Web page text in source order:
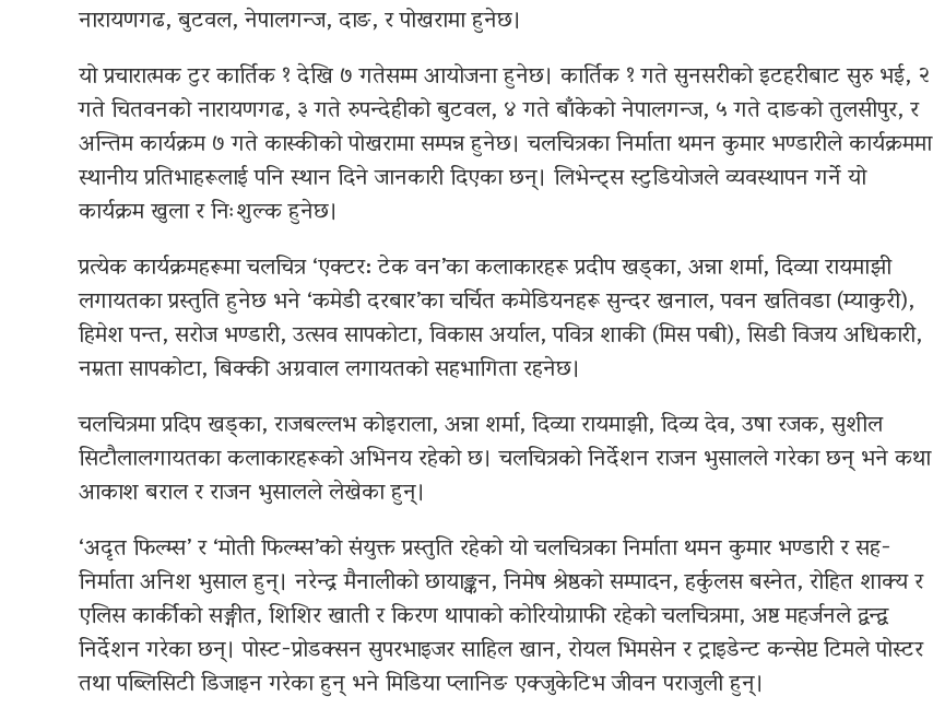
नारायणगढ, बुटवल, नेपालगन्ज, दाङ, र पोखरामा हुनेछ।
यो प्रचारात्मक टुर कार्तिक १ देखि ७ गतेसम्म आयोजना हुनेछ। कार्तिक १ गते सुनसरीको इटहरीबाट सुरु भई, २
गते चितवनको नारायणगढ, ३ गते रुपन्देहीको बुटवल, ४ गते बाँकेको नेपालगन्ज, ५ गते दाङको तुलसीपुर, र
अन्तिम कार्यक्रम ७ गते कास्कीको पोखरामा सम्पन्न हुनेछ। चलचित्रका निर्माता थमन कुमार भण्डारीले कार्यक्रममा
स्थानीय प्रतिभाहरूलाई पनि स्थान दिने जानकारी दिएका छन्। लिभेन्ट्स स्टुडियोजले व्यवस्थापन गर्ने यो
कार्यक्रम खुला र निःशुल्क हुनेछ।
प्रत्येक कार्यक्रमहरूमा चलचित्र ‘एक्टर: टेक वन’का कलाकारहरू प्रदीप खड्का, अन्ना शर्मा, दिव्या रायमाझी
लगायतका प्रस्तुति हुनेछ भने ‘कमेडी दरबार’का चर्चित कमेडियनहरू सुन्दर खनाल, पवन खतिवडा (म्याकुरी),
हिमेश पन्त, सरोज भण्डारी, उत्सव सापकोटा, विकास अर्याल, पवित्र शाकी (मिस पबी), सिडी विजय अधिकारी,
नम्रता सापकोटा, बिक्की अग्रवाल लगायतको सहभागिता रहनेछ।
चलचित्रमा प्रदिप खड्का, राजबल्लभ कोइराला, अन्ना शर्मा, दिव्या रायमाझी, दिव्य देव, उषा रजक, सुशील
सिटौलालगायतका कलाकारहरूको अभिनय रहेको छ। चलचित्रको निर्देशन राजन भुसालले गरेका छन् भने कथा
आकाश बराल र राजन भुसालले लेखेका हुन्।
‘अदृत फिल्म्स’ र ‘मोती फिल्म्स’को संयुक्त प्रस्तुति रहेको यो चलचित्रका निर्माता थमन कुमार भण्डारी र सह-
निर्माता अनिश भुसाल हुन्। नरेन्द्र मैनालीको छायाङ्कन, निमेष श्रेष्ठको सम्पादन, हर्कुलस बस्नेत, रोहित शाक्य र
एलिस कार्कीको सङ्गीत, शिशिर खाती र किरण थापाको कोरियोग्राफी रहेको चलचित्रमा, अष्ट महर्जनले द्वन्द्व
निर्देशन गरेका छन्। पोस्ट-प्रोडक्सन सुपरभाइजर साहिल खान, रोयल भिमसेन र ट्राइडेन्ट कन्सेप्ट टिमले पोस्टर
तथा पब्लिसिटी डिजाइन गरेका हुन् भने मिडिया प्लानिङ एक्जुकेटिभ जीवन पराजुली हुन्।